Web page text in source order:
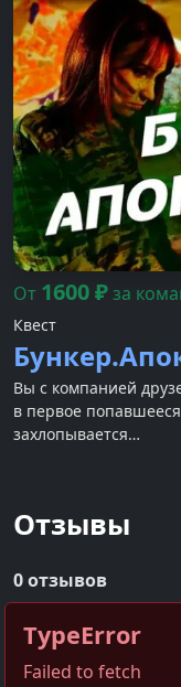
От 1600₽за
Квест
Вы с компанией
в первое
захлопывается…
Отзывы
0 отзывов
TypeError
Failed to fetch